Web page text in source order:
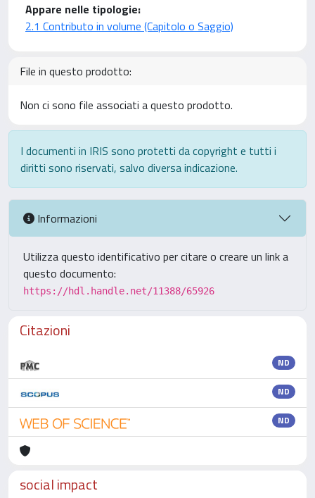
Appare nelle tipologie:
2.1 Contributo in volume (Capitolo o Saggio)
File in questo prodotto:
Non ci sono file associati a questo prodotto.
I documenti in IRIS sono protetti da copyright e tutti i
diritti sono riservati, salvo diversa indicazione.
Informazioni
Utilizza questo identificativo per citare o creare un link a
questo documento:
https://hdl.handle.net/11388/65926
Citazioni
ND
ND
ND
social impact